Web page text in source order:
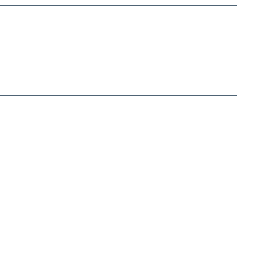
ein wahrer Traum für anspruchsvolle
Wohnraum bildet. Der Wohn-
für Ihre Garderobe bietet. Zudem
mit Dusche und WC sorgt für
Wohnung, die keine Wünsche
Nachbarschaft, perfekten